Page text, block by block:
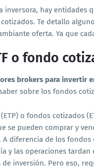
inversora, hay
Te detallo
oferta. Ya que
o fondo
brokers para invertir
sobre los fondos
o fondos cotizados
se pueden comprar y
A diferencia de los
y las operaciones
inversión. Pero eso,